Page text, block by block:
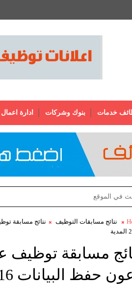
خدمات بنوك وشركات ادارة اعمال
نتائج مسابقات التوظيف
نتائج مسابقة
مسابقة توظيف
حفظ البيانات 2016 المدية